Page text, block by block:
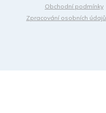
Obchodní podmínky
Zpracování osobních údajů